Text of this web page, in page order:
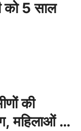
को 5 साल
की
महिलाओं ने